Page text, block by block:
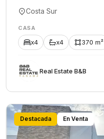
Costa Sur
CASA
x4 x4 370 m²
Rеаl Еstаtе В&В
Destacada En Venta